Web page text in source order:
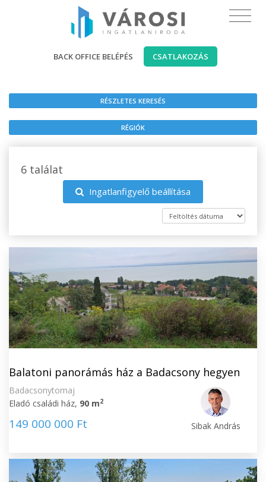
BACK OFFICE BELÉPÉS CSATLAKOZÁS
RÉSZLETES KERESÉS
RÉGIÓK
6 találat
Ingatlanfigyelő beállítása
Balatoni panorámás ház a Badacsony hegyen
Badacsonytomaj
Eladó családi ház, 90 m2
149 000 000 Ft Sibak András